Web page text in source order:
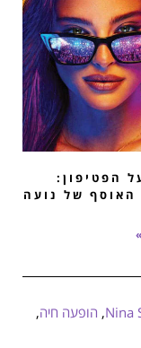
הפטיפון:
האוסף של נועה
Nina
, הופעה חיה,